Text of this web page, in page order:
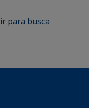
ir para busca